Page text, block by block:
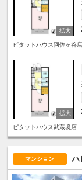
ピタットハウス阿佐ヶ谷店
ピタットハウス武蔵境店
マンション ハ